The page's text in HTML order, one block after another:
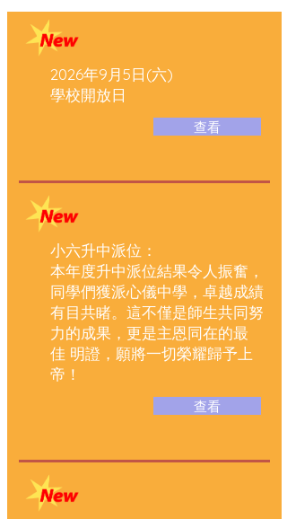
2026年9月5日(六)
學校開放日
查看
小六升中派位：
本年度升中派位結果令人振奮，
同學們獲派心儀中學，卓越成績
有目共睹。這不僅是師生共同努
力的成果，更是主恩同在的最
佳 明證，願將一切榮耀歸予上
帝！
查看